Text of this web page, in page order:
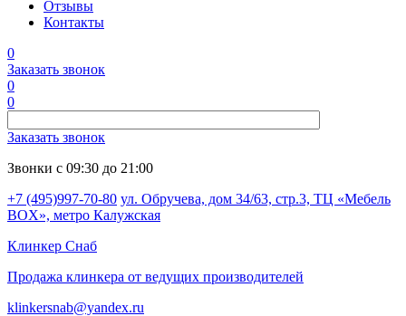
Отзывы
Контакты
0
Заказать звонок
0
0
Заказать звонок
Звонки с 09:30 до 21:00
+7 (495)997-70-80 ул. Обручева, дом 34/63, стр.3, ТЦ «Мебель
BOX», метро Калужская
Клинкер Снаб
Продажа клинкера от ведущих производителей
klinkersnab@yandex.ru